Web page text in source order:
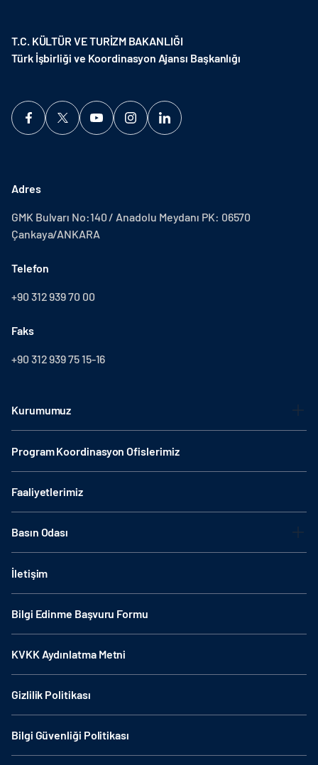
T.C. KÜLTÜR VE TURİZM BAKANLIĞI
Türk İşbirliği ve Koordinasyon Ajansı Başkanlığı
Adres
GMK Bulvarı No:140 / Anadolu Meydanı PK: 06570
Çankaya/ANKARA
Telefon
+90 312 939 70 00
Faks
+90 312 939 75 15-16
Kurumumuz
Program Koordinasyon Ofislerimiz
Faaliyetlerimiz
Basın Odası
İletişim
Bilgi Edinme Başvuru Formu
KVKK Aydınlatma Metni
Gizlilik Politikası
Bilgi Güvenliği Politikası